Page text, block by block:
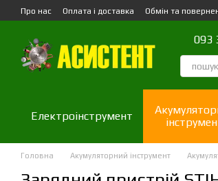
Перейти до основного контенту
Про нас Оплата і доставка Обмін та
093
Електроінструмент
Головна Акумуляторний інструмент